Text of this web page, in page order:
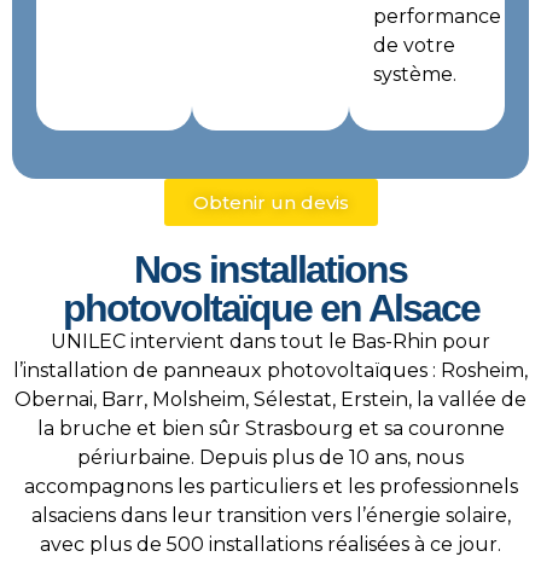
performance
de votre
système.
Obtenir un devis
Nos installations
photovoltaïque en Alsace
UNILEC intervient dans tout le Bas-Rhin pour
l’installation de panneaux photovoltaïques : Rosheim,
Obernai, Barr, Molsheim, Sélestat, Erstein, la vallée de
la bruche et bien sûr Strasbourg et sa couronne
périurbaine. Depuis plus de 10 ans, nous
accompagnons les particuliers et les professionnels
alsaciens dans leur transition vers l’énergie solaire,
avec plus de 500 installations réalisées à ce jour.